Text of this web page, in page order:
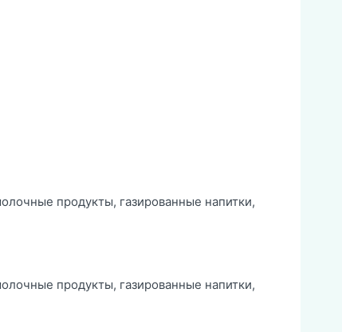
продукты, газированные напитки,
продукты, газированные напитки,